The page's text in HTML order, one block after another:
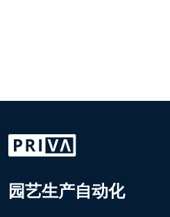
园艺生产自动化